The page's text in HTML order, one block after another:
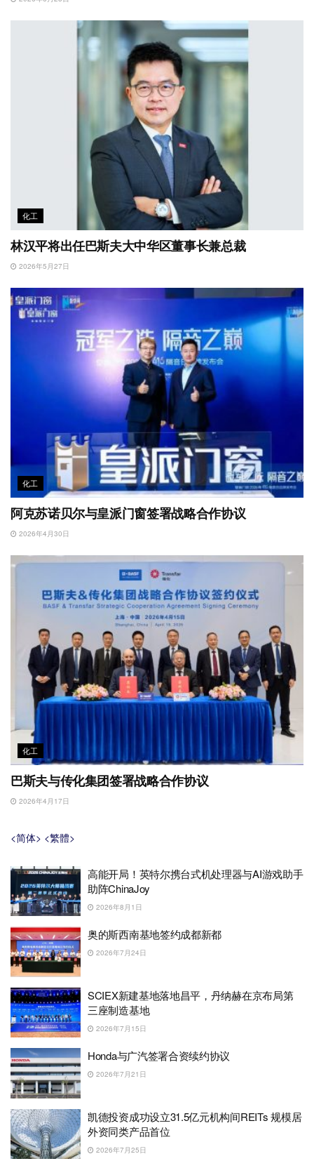
化工
林汉平将出任巴斯夫大中华区董事长兼总裁
2026年5月27日
化工
阿克苏诺贝尔与皇派门窗签署战略合作协议
2026年4月30日
化工
巴斯夫与传化集团签署战略合作协议
2026年4月17日
<简体> <繁體>
高能开局！英特尔携台式机处理器与AI游戏助手
助阵ChinaJoy
2026年8月1日
奥的斯西南基地签约成都新都
2026年7月24日
SCIEX新建基地落地昌平，丹纳赫在京布局第
三座制造基地
2026年7月15日
Honda与广汽签署合资续约协议
2026年7月21日
凯德投资成功设立31.5亿元机构间REITs 规模居
外资同类产品首位
2026年7月25日